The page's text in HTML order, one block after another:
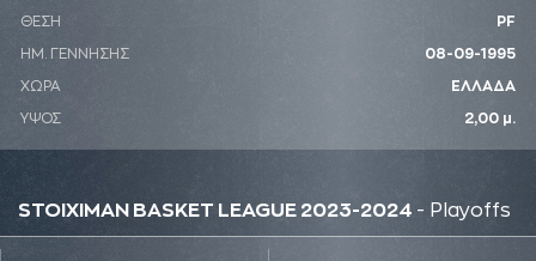
ΘΕΣΗ PF
ΗΜ. ΓΕΝΝΗΣΗΣ 08-09-1995
ΧΩΡΑ ΕΛΛΑΔΑ
ΥΨΟΣ 2,00 μ.
STOIXIMAN BASKET LEAGUE 2023-2024 - Playoffs